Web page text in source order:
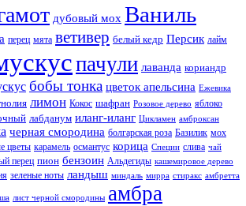
дубовый мох Ваниль
перец мята ветивер белый кедр Персик лайм
пачули лаванда кориандр
бобы тонка цветок апельсина Ежевика
лимон Кокос шафран Розовое дерево яблоко
лабданум иланг-иланг Цикламен амброксан
черная смородина болгарская роза Базилик мох
цветы карамель османтус корица Специи слива чай
перец пион бензоин Альдегиды кашемировое дерево
зеленые ноты ландыш миндаль мирра стиракс амбретта
лист черной смородины амбра